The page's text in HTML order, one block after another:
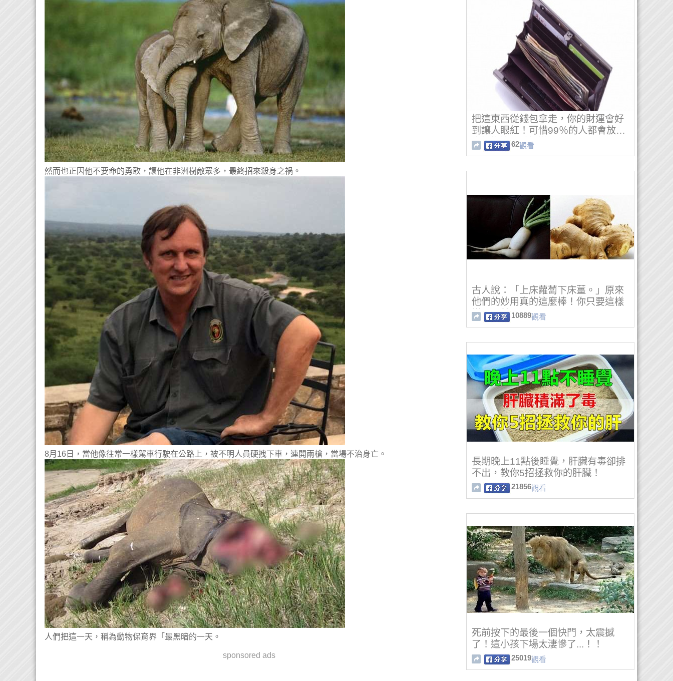
然而也正因他不要命的勇敢，讓他在非洲樹敵眾多，最終招來殺身之禍。
8月16日，當他像往常一樣駕車行駛在公路上，被不明人員硬拽下車，連開兩槍，當場不治身亡。
人們把這一天，稱為動物保育界「最黑暗的一天。
sponsored ads
把這東西從錢包拿走，你的財運會好
到讓人眼紅！可惜99％的人都會放…
太後悔沒早點知道！
62觀看
古人說：「上床蘿蔔下床薑。」原來
他們的妙用真的這麼棒！你只要這樣
搭配，甚至可以...
10889觀看
長期晚上11點後睡覺，肝臟有毒卻排
不出，教你5招拯救你的肝臟！
21856觀看
死前按下的最後一個快門，太震撼
了！這小孩下場太淒慘了...！！
25019觀看